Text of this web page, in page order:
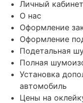
Личный кабинет
О нас
Оформление
Оформление
Подетальная
Полная
Установка
автомобиль
Цены на